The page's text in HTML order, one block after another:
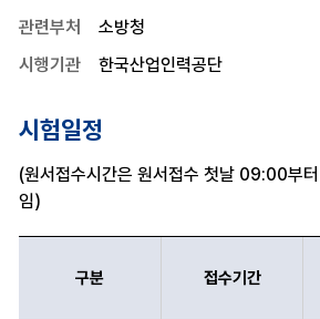
관련부처
소방청
시행기관
한국산업인력공단
시험일정
(원서접수시간은 원서접수 첫날 09:00부터
임)
구분 접수기간